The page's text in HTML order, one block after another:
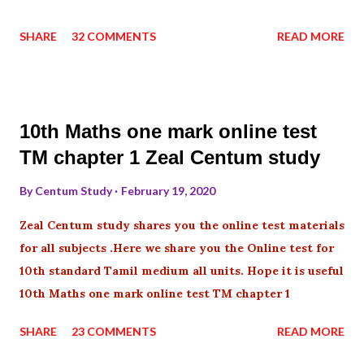
SHARE 32 COMMENTS READ MORE
10th Maths one mark online test
TM chapter 1 Zeal Centum study
ByCentum Study February 19, 2020
Zeal Centum study shares you the online test materials
for all subjects .Here we share you the Online test for
10th standard Tamil medium all units. Hope it is useful
10th Maths one mark online test TM chapter 1
SHARE 23 COMMENTS READ MORE